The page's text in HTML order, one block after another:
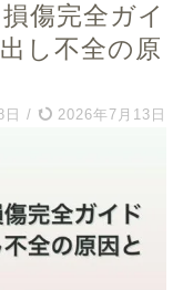
傷完全ガイ
し不全の原
/ 2026年7月13日